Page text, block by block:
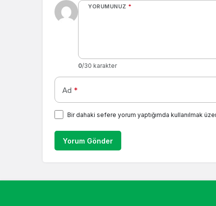
YORUMUNUZ *
0/30 karakter
Ad *
Bir dahaki sefere yorum yaptığımda kullanılmak
Yorum Gönder